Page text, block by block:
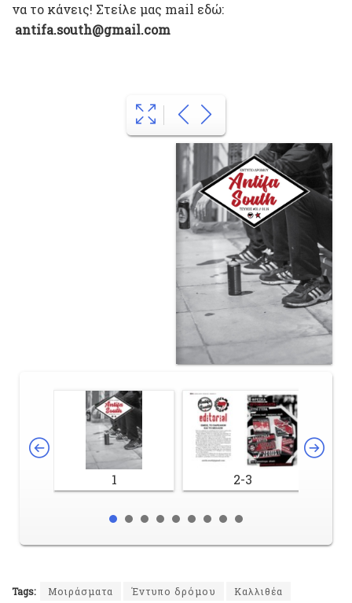
να το κάνεις! Στείλε μας mail εδώ:
antifa.south@gmail.com
1 2-3
Tags: Mοιράσματα Έντυπο δρόμου
Καλλιθέα